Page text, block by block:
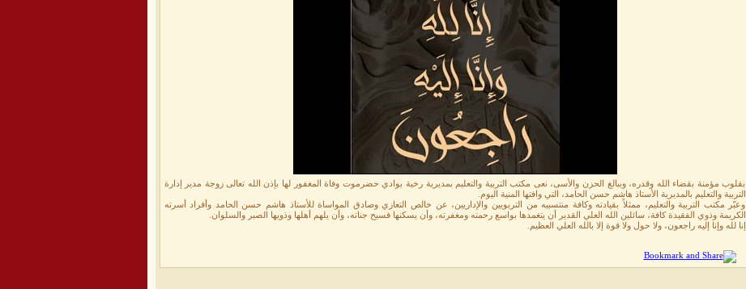
بقلوب مؤمنة بقضاء الله وقدره، وببالغ الحزن والأسى، نعى مكتب التربية والتعليم بمديرية رخية بوادي حضرموت وفاة المغفور لها بإذن الله تعالى زوجة مدير إدارة
التربية والتعليم بالمديرية الأستاذ هاشم حسن الحامد، التي وافتها المنية اليوم.
وعبّر مكتب التربية والتعليم، ممثلاً بقيادته وكافة منتسبيه من التربويين والإداريين، عن خالص التعازي وصادق المواساة للأستاذ هاشم حسن الحامد وأفراد أسرته
الكريمة وذوي الفقيدة كافة، سائلين الله العلي القدير أن يتغمدها بواسع رحمته ومغفرته، وأن يسكنها فسيح جناته، وأن يلهم أهلها وذويها الصبر والسلوان.
إنا لله وإنا إليه راجعون، ولا حول ولا قوة إلا بالله العلي العظيم.